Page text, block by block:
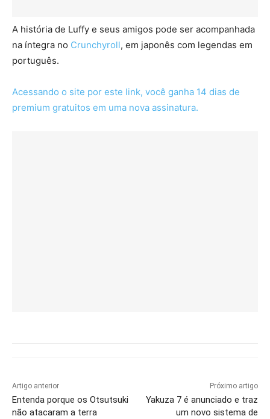
A história de Luffy e seus amigos pode ser acompanhada
na íntegra no Crunchyroll, em japonês com legendas em
português.
Acessando o site por este link, você ganha 14 dias de
premium gratuitos em uma nova assinatura.
Artigo anterior
Entenda porque os Otsutsuki
não atacaram a terra
Próximo artigo
Yakuza 7 é anunciado e traz
um novo sistema de